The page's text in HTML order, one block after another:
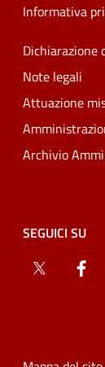
Informativa
Dichiarazione
Note legali
Attuazione
Archivio
SEGUICI SU
Twitter